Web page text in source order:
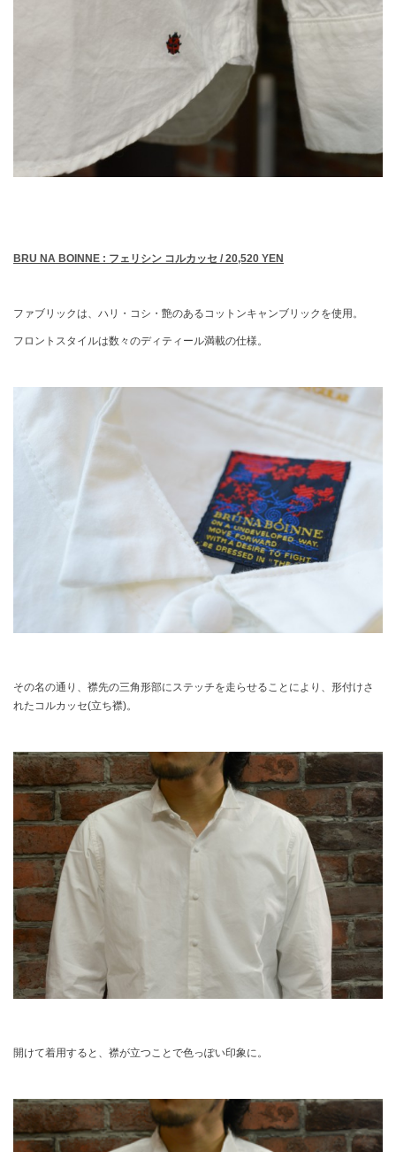
BRU NA BOINNE : フェリシン コルカッセ / 20,520 YEN
ファブリックは、ハリ・コシ・艶のあるコットンキャンブリックを使用。
フロントスタイルは数々のディティール満載の仕様。
その名の通り、襟先の三角形部にステッチを走らせることにより、形付けさ
れたコルカッセ(立ち襟)。
開けて着用すると、襟が立つことで色っぽい印象に。